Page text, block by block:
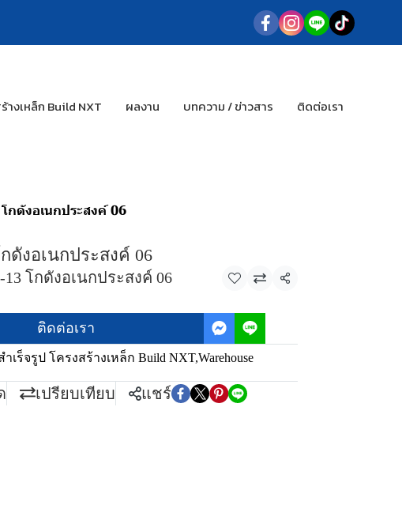
างเหล็ก Build NXT ผลงาน บทความ / ข่าวสาร ติดต่อเรา
กดังอเนกประสงค์ 06
ดังอเนกประสงค์ 06
13 โกดังอเนกประสงค์ 06
แชร์
ติดต่อเรา
ำเร็จรูป โครงสร้างเหล็ก Build NXT,Warehouse
เปรียบเทียบ แชร์